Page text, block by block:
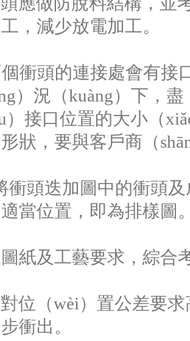
，減少放電加工。
衝頭的連接處會有接
）況（kuàng）下，
）接口位置的大小（
狀，要與客戶商（
衝頭迭加圖中的衝頭
當位置，即為排樣圖
紙及工藝要求，綜合
位（wèi）置公差要
衝出。